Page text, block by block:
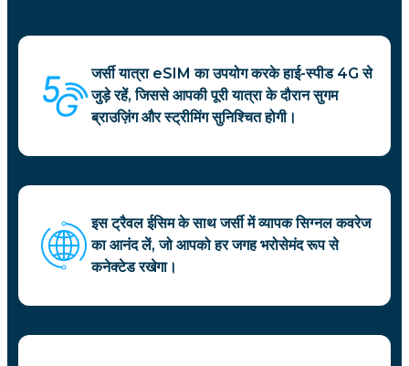
जर्सी यात्रा eSIM का उपयोग करके हाई-स्पीड 4G से
जुड़े रहें, जिससे आपकी पूरी यात्रा के दौरान सुगम
ब्राउज़िंग और स्ट्रीमिंग सुनिश्चित होगी।
इस ट्रैवल ईसिम के साथ जर्सी में व्यापक सिग्नल कवरेज
का आनंद लें, जो आपको हर जगह भरोसेमंद रूप से
कनेक्टेड रखेगा।